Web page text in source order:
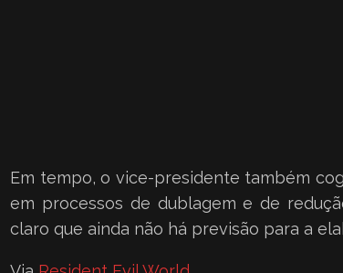
Em tempo, o vice-presidente também
em processos de dublagem e de
claro que ainda não há previsão para a